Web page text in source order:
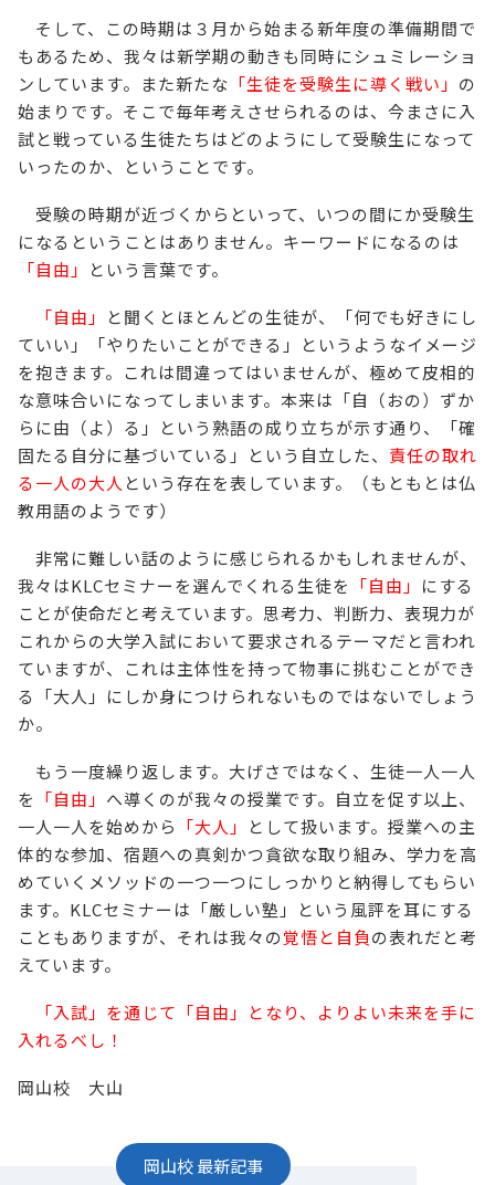
そして、この時期は３月から始まる新年度の準備期間で
もあるため、我々は新学期の動きも同時にシュミレーショ
ンしています。また新たな 「生徒を受験生に導く戦い」 の
始まりです。そこで毎年考えさせられるのは、今まさに入
試と戦っている生徒たちはどのようにして受験生になって
いったのか、ということです。
受験の時期が近づくからといって、いつの間にか受験生
になるということはありません。キーワードになるのは
「自由」
という言葉です。
「自由」
と聞くとほとんどの生徒が、「何でも好きにし
ていい」「やりたいことができる」というようなイメージ
を抱きます。これは間違ってはいませんが、極めて皮相的
な意味合いになってしまいます。本来は「自（おの）ずか
らに由（よ）る」という熟語の成り立ちが示す通り、「確
固たる自分に基づいている」という自立した、 責任の取れ
る一人の大人 という存在を表しています。（もともとは仏
教用語のようです）
非常に難しい話のように感じられるかもしれませんが、
我々はKLCセミナーを選んでくれる生徒を 「自由」 にする
ことが使命だと考えています。思考力、判断力、表現力が
これからの大学入試において要求されるテーマだと言われ
ていますが、これは主体性を持って物事に挑むことができ
る「大人」にしか身につけられないものではないでしょう
か。
もう一度繰り返します。大げさではなく、生徒一人一人
を 「自由」 へ導くのが我々の授業です。自立を促す以上、
一人一人を始めから 「大人」
として扱います。授業への主
体的な参加、宿題への真剣かつ貪欲な取り組み、学力を高
めていくメソッドの一つ一つにしっかりと納得してもらい
ます。KLCセミナーは「厳しい塾」という風評を耳にする
こともありますが、それは我々の覚悟と自負の表れだと考
えています。
「入試」を通じて「自由」となり、よりよい未来を手に
入れるべし！
岡山校 大山
岡山校最新記事